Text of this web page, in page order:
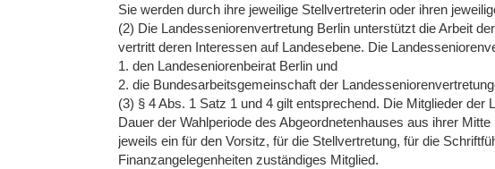
Sie werden durch ihre jeweilige Stellvertreterin oder ihren
(2) Die Landesseniorenvertretung Berlin unterstützt die Arbeit
vertritt deren Interessen auf Landesebene. Die
1. den Landeseniorenbeirat Berlin und
2. die Bundesarbeitsgemeinschaft der
(3) § 4 Abs. 1 Satz 1 und 4 gilt entsprechend. Die Mitglieder der
Dauer der Wahlperiode des Abgeordnetenhauses aus ihrer Mitte
jeweils ein für den Vorsitz, für die Stellvertretung, für die
Finanzangelegenheiten zuständiges Mitglied.